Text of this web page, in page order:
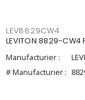
LEV8829CW4
LEVITON 8829-CW4
Manufacturier :
# Manufacturier :